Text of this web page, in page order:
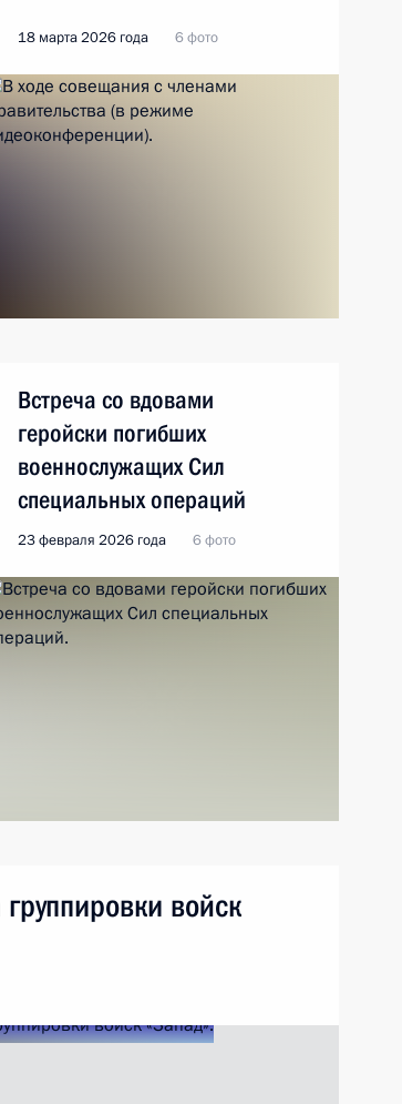
18 марта 2026 года 6 фото
Встреча со вдовами
геройски погибших
военнослужащих Сил
специальных операций
23 февраля 2026 года 6 фото
войск